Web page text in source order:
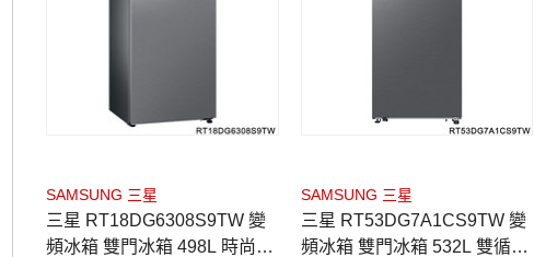
SAMSUNG 三星
三星 RT18DG6308S9TW 變
頻冰箱 雙門冰箱 498L 時尚銀
SAMSUNG 三星
三星 RT53DG7A1CS9TW 變
頻冰箱 雙門冰箱 532L 雙循環